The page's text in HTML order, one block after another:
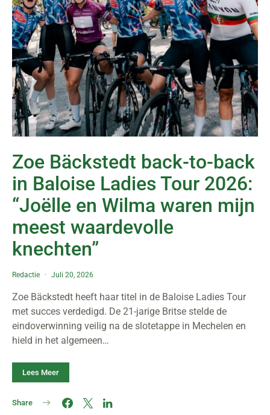
Zoe Bäckstedt back-to-back
in Baloise Ladies Tour 2026:
“Joëlle en Wilma waren mijn
meest waardevolle
knechten”
Redactie Juli 20, 2026
Zoe Bäckstedt heeft haar titel in de Baloise Ladies Tour
met succes verdedigd. De 21-jarige Britse stelde de
eindoverwinning veilig na de slotetappe in Mechelen en
hield in het algemeen…
Lees Meer
Share